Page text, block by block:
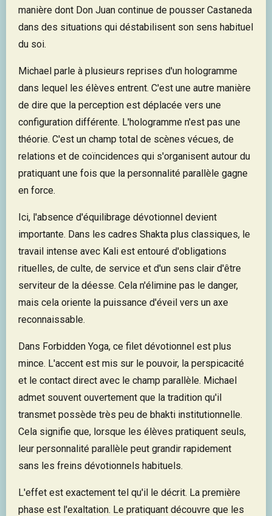
manière dont Don Juan continue de pousser Castaneda
dans des situations qui déstabilisent son sens habituel
du soi.
Michael parle à plusieurs reprises d'un hologramme
dans lequel les élèves entrent. C'est une autre manière
de dire que la perception est déplacée vers une
configuration différente. L'hologramme n'est pas une
théorie. C'est un champ total de scènes vécues, de
relations et de coïncidences qui s'organisent autour du
pratiquant une fois que la personnalité parallèle gagne
en force.
Ici, l'absence d'équilibrage dévotionnel devient
importante. Dans les cadres Shakta plus classiques, le
travail intense avec Kali est entouré d'obligations
rituelles, de culte, de service et d'un sens clair d'être
serviteur de la déesse. Cela n'élimine pas le danger,
mais cela oriente la puissance d'éveil vers un axe
reconnaissable.
Dans Forbidden Yoga, ce filet dévotionnel est plus
mince. L'accent est mis sur le pouvoir, la perspicacité
et le contact direct avec le champ parallèle. Michael
admet souvent ouvertement que la tradition qu'il
transmet possède très peu de bhakti institutionnelle.
Cela signifie que, lorsque les élèves pratiquent seuls,
leur personnalité parallèle peut grandir rapidement
sans les freins dévotionnels habituels.
L'effet est exactement tel qu'il le décrit. La première
phase est l'exaltation. Le pratiquant découvre que les